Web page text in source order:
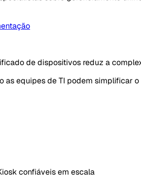
de dispositivos reduz a
as equipes de TI podem simplificar
confiáveis em escala